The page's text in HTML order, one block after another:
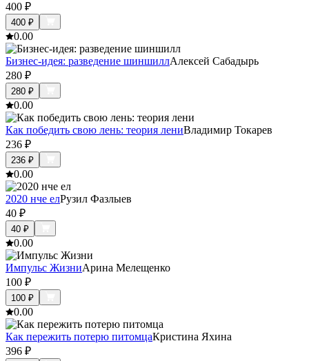
400 ₽
400 ₽
0.00
Бизнес-идея: разведение шиншиллАлексей Сабадырь
280 ₽
280 ₽
0.00
Как победить свою лень: теория лениВладимир Токарев
236 ₽
236 ₽
0.00
2020 нче елРузил Фазлыев
40 ₽
40 ₽
0.00
Импульс ЖизниАрина Мелещенко
100 ₽
100 ₽
0.00
Как пережить потерю питомцаКристина Яхина
396 ₽